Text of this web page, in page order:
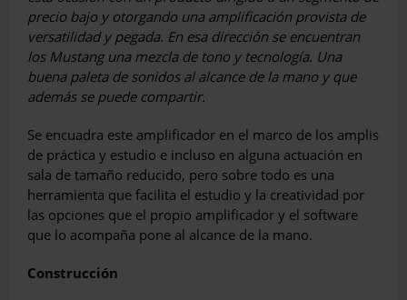
precio bajo y otorgando una amplificación provista de
versatilidad y pegada. En esa dirección se encuentran
los Mustang una mezcla de tono y tecnología. Una
buena paleta de sonidos al alcance de la mano y que
además se puede compartir.
Se encuadra este amplificador en el marco de los amplis
de práctica y es­tudio e incluso en alguna actuación en
sala de tamaño reducido, pero sobre todo es una
herramienta que facilita el estudio y la creatividad por
las opciones que el propio amplificador y el software
que lo acompaña pone al alcance de la mano.
Construcción